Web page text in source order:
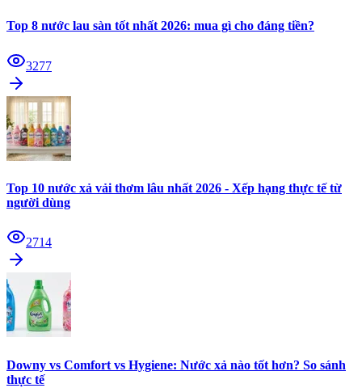
Top 8 nước lau sàn tốt nhất 2026: mua gì cho đáng tiền?
3277
Top 10 nước xả vải thơm lâu nhất 2026 - Xếp hạng thực tế từ
người dùng
2714
Downy vs Comfort vs Hygiene: Nước xả nào tốt hơn? So sánh
thực tế